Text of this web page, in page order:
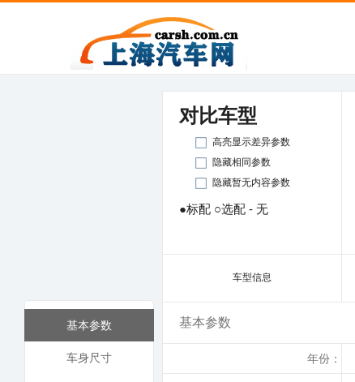
对比车型
高亮显示差异参数
隐藏相同参数
隐藏暂无内容参数
●标配 ○选配 - 无
车型信息
基本参数
年份：
基本参数
车身尺寸